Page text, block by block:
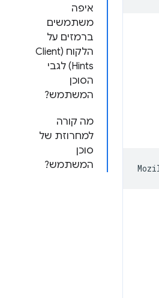
איפה
משתמשים
ברמזים על
הלקוח (Client
Hints) לגבי
הסוכן
המשתמש?
מה קורה
למחרוזת של
סוכן
המשתמש?